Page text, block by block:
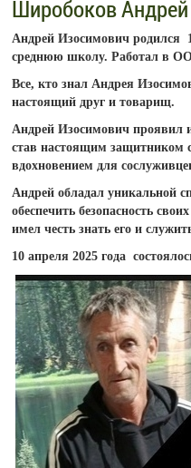
Широбоков
Андрей Изосимович родился
среднюю школу. Работал в
Все, кто знал Андрея
настоящий друг и товарищ.
Андрей Изосимович проявил
став настоящим защитником
вдохновением для
Андрей обладал уникальной
обеспечить безопасность
имел честь знать его и
10 апреля 2025 года